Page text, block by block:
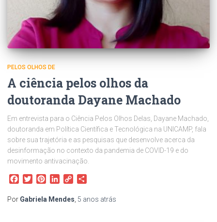
PELOS OLHOS DE
A ciência pelos olhos da
doutoranda Dayane Machado
Em entrevista para o Ciência Pelos Olhos Delas, Dayane Machado,
doutoranda em Política Científica e Tecnológica na UNICAMP, fala
sobre sua trajetória e as pesquisas que desenvolve acerca da
desinformação no contexto da pandemia de COVID-19 e do
movimento antivacinação.
Facebook
TwitterPinterestLinkedIn
Copy
Por Gabriela Mendes 5 anos atrás